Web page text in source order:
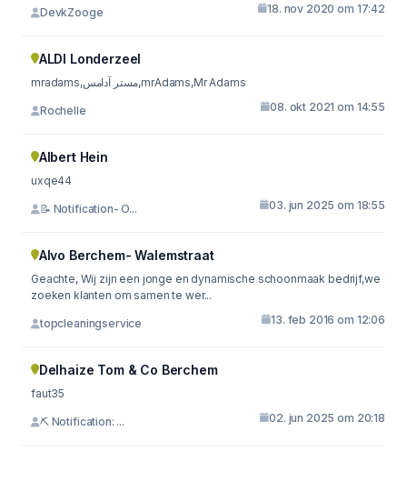
DevkZooge 18. nov 2020 om 17:42
ALDI Londerzeel
mradams,مستر آدامس,mrAdams,Mr Adams
Rochelle 08. okt 2021 om 14:55
Albert Hein
uxqe44
📝 Notification- O... 03. jun 2025 om 18:55
Alvo Berchem- Walemstraat
Geachte, Wij zijn een jonge en dynamische schoonmaak bedrijf,we
zoeken klanten om samen te wer...
topcleaningservice 13. feb 2016 om 12:06
Delhaize Tom & Co Berchem
faut35
⛏ Notification: ... 02. jun 2025 om 20:18